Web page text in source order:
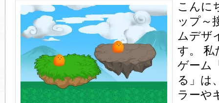
こんに
ップ～
ムデザ
す。 私
ゲーム
る」は
ラーや